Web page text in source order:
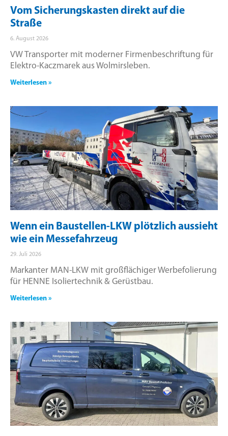
Vom Sicherungskasten direkt auf die
Straße
6. August 2026
VW Transporter mit moderner Firmenbeschriftung für
Elektro-Kaczmarek aus Wolmirsleben.
Weiterlesen »
Wenn ein Baustellen-LKW plötzlich aussieht
wie ein Messefahrzeug
29. Juli 2026
Markanter MAN-LKW mit großflächiger Werbefolierung
für HENNE Isoliertechnik & Gerüstbau.
Weiterlesen »